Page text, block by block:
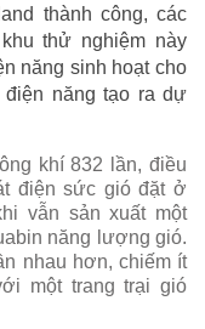
thành công, các
thử nghiệm này
năng sinh hoạt cho
năng tạo ra dự
khí 832 lần, điều
điện sức gió đặt ở
vẫn sản xuất một
năng lượng gió.
nhau hơn, chiếm ít
một trang trại gió